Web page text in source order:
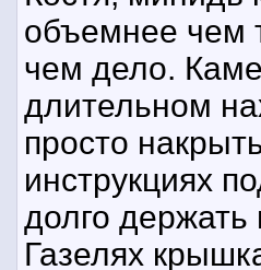
объемнее чем
чем дело.
длительном
просто
инструкциях
долго держать
Газелях